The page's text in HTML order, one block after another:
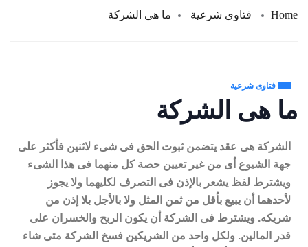
Home فتاوى شرعية ما هى الشركة
فتاوى شرعية
ما هى الشركة
الشركة هى عقد يتضمن ثبوت الحق فى شىء لاثنين فأكثر على
جهة الشيوع أى من غير تعيين حصة كل منهما فى هذا الشىء
ويشترط لفظ يشعر بالإذن فى التصرف لكليهما ولا يجوز
لأحدهما أن يبيع بأقل من ثمن المثل ولا بالأجل بلا إذن من
شريكه. ويشترط فى الشركة أن يكون الربح والخسران على
قدر المالين. ولكل واحد من الشريكين فسخ الشركة متى شاء